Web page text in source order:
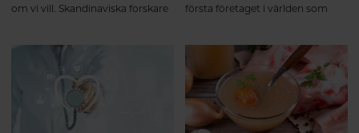
om vi vill. Skandinaviska forskare
människor.
första företaget i världen som
astaxanthin är även ledande
inom forskningen. Här får du veta
mer om antioxidanten
astaxanthin.